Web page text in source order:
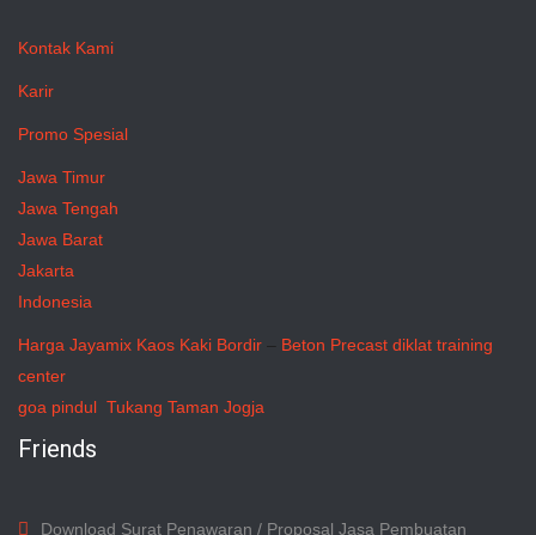
Kontak Kami
Karir
Promo Spesial
Jawa Timur
Jawa Tengah
Jawa Barat
Jakarta
Indonesia
Harga Jayamix Kaos Kaki Bordir – Beton Precast diklat training
center
goa pindul Tukang Taman Jogja
Friends
Download Surat Penawaran / Proposal Jasa Pembuatan